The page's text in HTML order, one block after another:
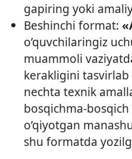
gapiring yoki
Beshinchi format:
o’quvchilaringiz
muammoli
kerakligini
nechta texnik
bosqichma-
o’qiyotgan
shu formatda